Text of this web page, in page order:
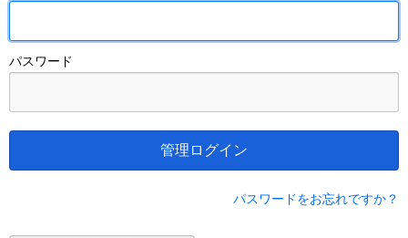
パスワード
管理ログイン
パスワードをお忘れですか？